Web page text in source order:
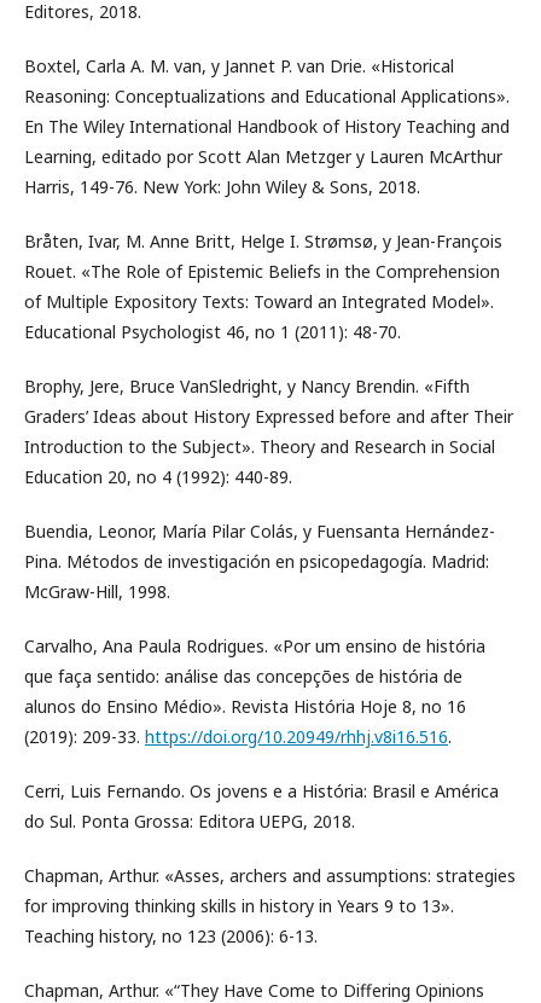
Editores, 2018.
Boxtel, Carla A. M. van, y Jannet P. van Drie. «Historical
Reasoning: Conceptualizations and Educational Applications».
En The Wiley International Handbook of History Teaching and
Learning, editado por Scott Alan Metzger y Lauren McArthur
Harris, 149-76. New York: John Wiley & Sons, 2018.
Bråten, Ivar, M. Anne Britt, Helge I. Strømsø, y Jean-François
Rouet. «The Role of Epistemic Beliefs in the Comprehension
of Multiple Expository Texts: Toward an Integrated Model».
Educational Psychologist 46, no 1 (2011): 48-70.
Brophy, Jere, Bruce VanSledright, y Nancy Brendin. «Fifth
Graders’ Ideas about History Expressed before and after Their
Introduction to the Subject». Theory and Research in Social
Education 20, no 4 (1992): 440-89.
Buendia, Leonor, María Pilar Colás, y Fuensanta Hernández-
Pina. Métodos de investigación en psicopedagogía. Madrid:
McGraw-Hill, 1998.
Carvalho, Ana Paula Rodrigues. «Por um ensino de história
que faça sentido: análise das concepções de história de
alunos do Ensino Médio». Revista História Hoje 8, no 16
(2019): 209-33. https://doi.org/10.20949/rhhj.v8i16.516.
Cerri, Luis Fernando. Os jovens e a História: Brasil e América
do Sul. Ponta Grossa: Editora UEPG, 2018.
Chapman, Arthur. «Asses, archers and assumptions: strategies
for improving thinking skills in history in Years 9 to 13».
Teaching history, no 123 (2006): 6-13.
Chapman, Arthur. «“They Have Come to Differing Opinions